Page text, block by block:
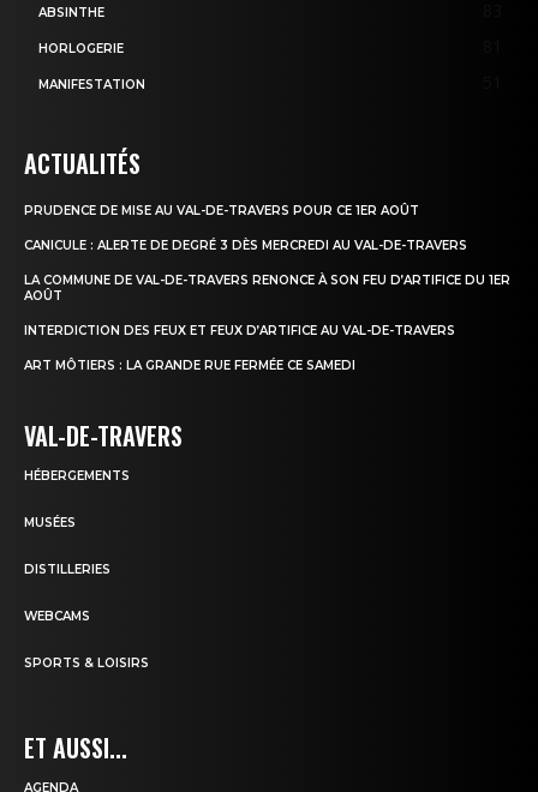
ABSINTHE
HORLOGERIE
MANIFESTATION
ACTUALITÉS
PRUDENCE DE MISE AU VAL-DE-TRAVERS POUR CE 1ER AOÛT
CANICULE : ALERTE DE DEGRÉ 3 DÈS MERCREDI AU VAL-DE-TRAVERS
LA COMMUNE DE VAL-DE-TRAVERS RENONCE À SON FEU D’ARTIFICE DU 1ER
AOÛT
INTERDICTION DES FEUX ET FEUX D’ARTIFICE AU VAL-DE-TRAVERS
ART MÔTIERS : LA GRANDE RUE FERMÉE CE SAMEDI
VAL-DE-TRAVERS
HÉBERGEMENTS
MUSÉES
DISTILLERIES
WEBCAMS
SPORTS & LOISIRS
ET AUSSI...
AGENDA